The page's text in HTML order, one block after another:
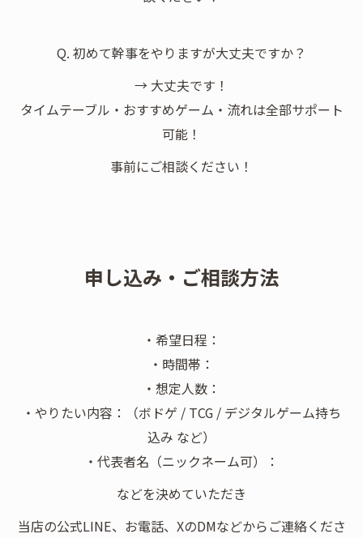
Q. 初めて幹事をやりますが大丈夫ですか？
→ 大丈夫です！
タイムテーブル・おすすめゲーム・流れは全部サポート
可能！
事前にご相談ください！
申し込み・ご相談方法
・希望日程：
・時間帯：
・想定人数：
・やりたい内容：（ボドゲ / TCG / デジタルゲーム持ち
込み など）
・代表者名（ニックネーム可）：
などを決めていただき
当店の公式LINE、お電話、XのDMなどからご連絡くださ